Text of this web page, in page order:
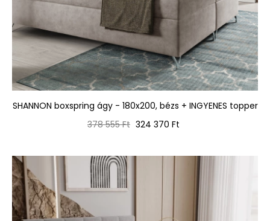
SHANNON boxspring ágy - 180x200, bézs + INGYENES topper
Normál
378 555 Ft Ár
324 370 Ft